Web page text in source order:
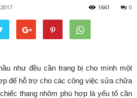
0
1661
như đều cần trang bị cho mình một
để hỗ trợ cho các công việc sửa chữa
thang nhôm phù hợp là yếu tố cần